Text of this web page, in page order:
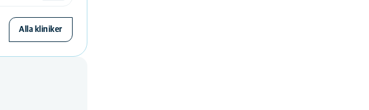
Alla kliniker